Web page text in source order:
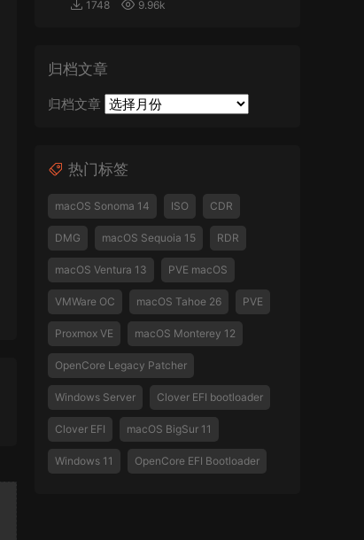
1748 9.96k
归档文章
归档文章
热门标签
macOS Sonoma 14 ISO CDR
DMG macOS Sequoia 15 RDR
macOS Ventura 13 PVE macOS
VMWare OC macOS Tahoe 26 PVE
Proxmox VE macOS Monterey 12
OpenCore Legacy Patcher
Windows Server Clover EFI bootloader
Clover EFI macOS BigSur 11
Windows 11 OpenCore EFI Bootloader